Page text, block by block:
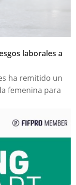
laborales a
ha remitido un
femenina para